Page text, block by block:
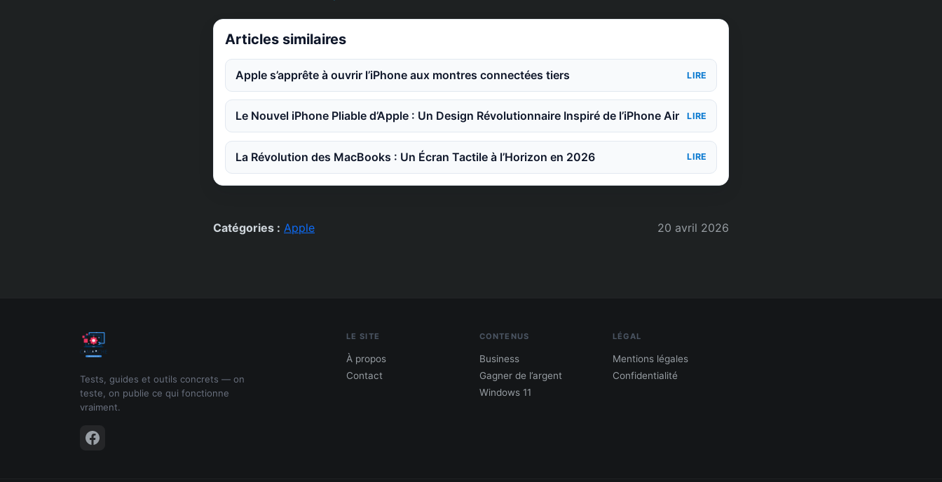
Articles similaires
Apple s’apprête à ouvrir l’iPhone aux montres connectées tiers LIRE
Le Nouvel iPhone Pliable d’Apple : Un Design Révolutionnaire Inspiré de l’iPhone Air LIRE
La Révolution des MacBooks : Un Écran Tactile à l’Horizon en 2026 LIRE
Catégories : Apple 20 avril 2026
Tests, guides et outils concrets — on
teste, on publie ce qui fonctionne
vraiment.
LE SITE
À propos
Contact
CONTENUS
Business
Gagner de l’argent
Windows 11
LÉGAL
Mentions légales
Confidentialité